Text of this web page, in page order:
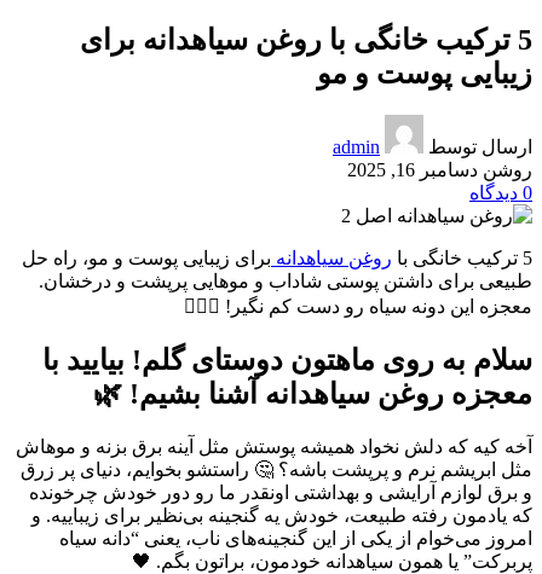
5 ترکیب خانگی با روغن سیاهدانه برای
زیبایی پوست و مو
ارسال توسط
admin
روشن دسامبر 16, 2025
0 دیدگاه
5 ترکیب خانگی با روغن سیاهدانه برای زیبایی پوست و مو، راه حل
طبیعی برای داشتن پوستی شاداب و موهایی پرپشت و درخشان.
معجزه این دونه سیاه رو دست کم نگیر! 💆‍♀️✨
سلام به روی ماهتون دوستای گلم! بیایید با
معجزه روغن سیاهدانه آشنا بشیم! 🌿
آخه کیه که دلش نخواد همیشه پوستش مثل آینه برق بزنه و موهاش
مثل ابریشم نرم و پرپشت باشه؟ 🤔 راستشو بخوایم، دنیای پر زرق
و برق لوازم آرایشی و بهداشتی اونقدر ما رو دور خودش چرخونده
که یادمون رفته طبیعت، خودش یه گنجینه بی‌نظیر برای زیباییه. و
امروز می‌خوام از یکی از این گنجینه‌های ناب، یعنی “دانه سیاه
پربرکت” یا همون سیاهدانه خودمون، براتون بگم. 🖤